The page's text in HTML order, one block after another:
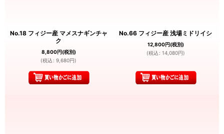
No.18 フィジー産 マメスナギンチャ
ク
8,800円(税別)
(税込 : 9,680円)
No.66 フィジー産 浅場ミドリイシ
12,800円(税別)
(税込 : 14,080円)